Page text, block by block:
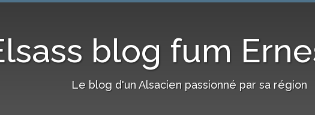
blog fum
Le blog d'un Alsacien passionné par sa région